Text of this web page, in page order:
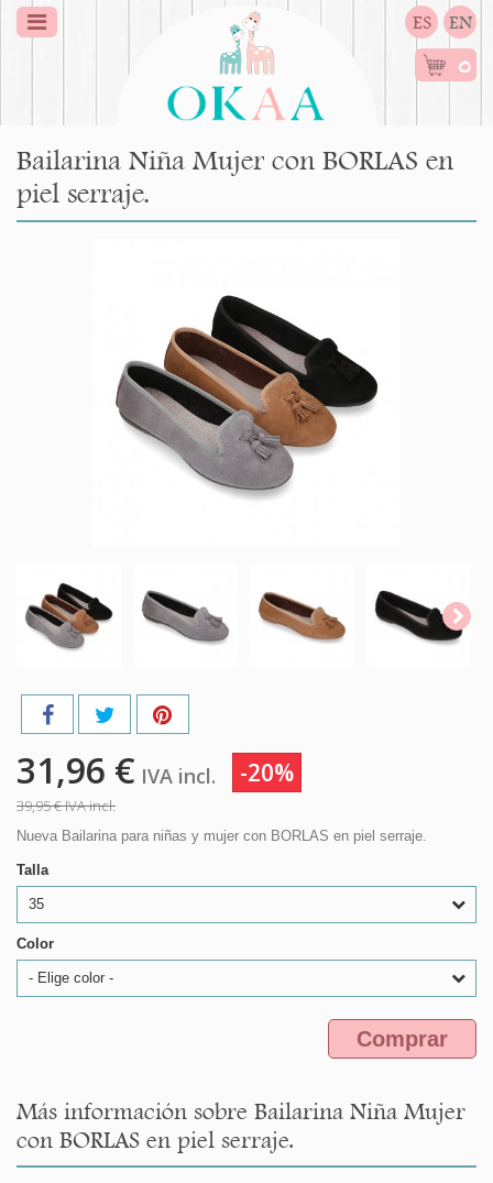
ES EN
0
Bailarina Niña Mujer con BORLAS en
piel serraje.
31,96 € IVA incl. -20%
39,95 €IVA incl.
Nueva Bailarina para niñas y mujer con BORLAS en piel serraje.
Talla
35
Color
- Elige color -
Comprar
Más información sobre Bailarina Niña Mujer
con BORLAS en piel serraje.